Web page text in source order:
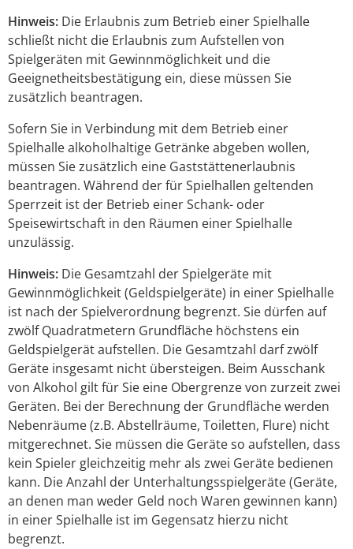
Hinweis: Die Erlaubnis zum Betrieb einer Spielhalle
schließt nicht die Erlaubnis zum Aufstellen von
Spielgeräten mit Gewinnmöglichkeit und die
Geeignetheitsbestätigung ein, diese müssen Sie
zusätzlich beantragen.
Sofern Sie in Verbindung mit dem Betrieb einer
Spielhalle alkoholhaltige Getränke abgeben wollen,
müssen Sie zusätzlich eine Gaststättenerlaubnis
beantragen. Während der für Spielhallen geltenden
Sperrzeit ist der Betrieb einer Schank- oder
Speisewirtschaft in den Räumen einer Spielhalle
unzulässig.
Hinweis: Die Gesamtzahl der Spielgeräte mit
Gewinnmöglichkeit (Geldspielgeräte) in einer Spielhalle
ist nach der Spielverordnung begrenzt. Sie dürfen auf
zwölf Quadratmetern Grundfläche höchstens ein
Geldspielgerät aufstellen. Die Gesamtzahl darf zwölf
Geräte insgesamt nicht übersteigen. Beim Ausschank
von Alkohol gilt für Sie eine Obergrenze von zurzeit zwei
Geräten. Bei der Berechnung der Grundfläche werden
Nebenräume (z.B. Abstellräume, Toiletten, Flure) nicht
mitgerechnet. Sie müssen die Geräte so aufstellen, dass
kein Spieler gleichzeitig mehr als zwei Geräte bedienen
kann. Die Anzahl der Unterhaltungsspielgeräte (Geräte,
an denen man weder Geld noch Waren gewinnen kann)
in einer Spielhalle ist im Gegensatz hierzu nicht
begrenzt.